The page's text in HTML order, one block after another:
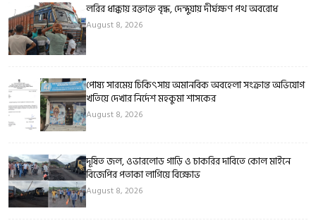
লরির ধাক্কায় রক্তাক্ত বৃদ্ধ, দেন্দুয়ায় দীর্ঘক্ষণ পথ অবরোধ
August 8, 2026
পোষ্য সারমেয় চিকিৎসায় অমানবিক অবহেলা সংক্রান্ত অভিযোগ
খতিয়ে দেখার নির্দেশ মহকুমা শাসকের
August 8, 2026
দূষিত জল, ওভারলোড গাড়ি ও চাকরির দাবিতে কোল মাইনে
বিজেপির পতাকা লাগিয়ে বিক্ষোভ
August 8, 2026